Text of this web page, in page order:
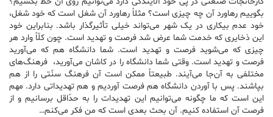
بگوییم رهاورد آن چه چیزی است؟ مثلاً رهاورد آن شغل است که خود شغل،
خود عدم بیکاری در یک شهر می‌تواند خیلی تأثیرگذار باشد. بنابراین خود
این ذخایری که خدمت شما عرض شد فرصت و تهدید است. چون کلّاً وارد هر
چیزی که می‌شوید فرصت و تهدید است. شما دانشگاه هم که می‌آورید
فرصت و تهدید است. وقتی شما دانشگاه را در کاشان می‌آورید، فرهنگ‌های
مختلفی به آن‌جا می‌آیند. طبیعتاً ممکن است آن فرهنگ سنّتی را از هم
بپاشند. پس با آوردن دانشگاه هم فرصت آوردیم و هم تهدیداتی دارد. مهم
این است که ما چگونه می‌توانیم این تهدیدات را به حدّاقل برسانیم و از
فرصت آن استفاده کنیم. آن بحث بعدی است که من فکر می‌کنم…